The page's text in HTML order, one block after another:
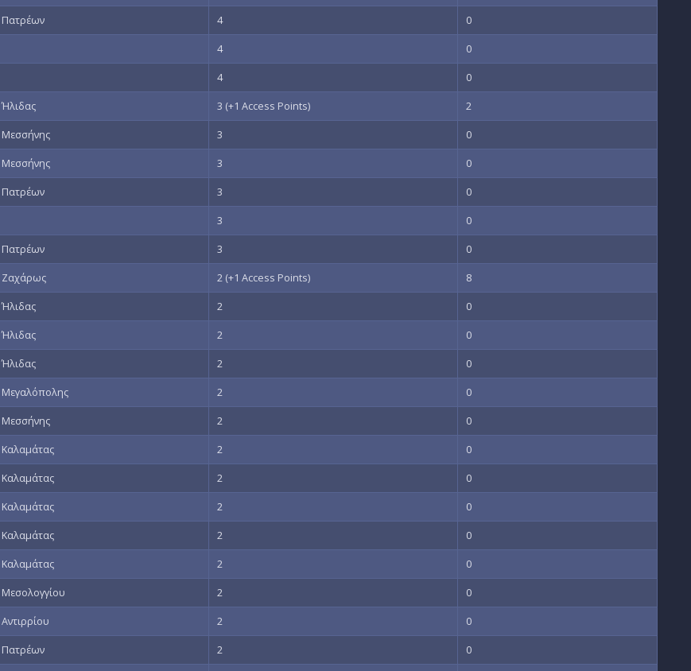
Πατρέων 4 0
4 0
4 0
Ήλιδας 3 (+1 Access Points) 2
Μεσσήνης 3 0
Μεσσήνης 3 0
Πατρέων 3 0
3 0
Πατρέων 3 0
Ζαχάρως 2 (+1 Access Points) 8
Ήλιδας 2 0
Ήλιδας 2 0
Ήλιδας 2 0
Μεγαλόπολης 2 0
Μεσσήνης 2 0
Καλαμάτας 2 0
Καλαμάτας 2 0
Καλαμάτας 2 0
Καλαμάτας 2 0
Καλαμάτας 2 0
Μεσολογγίου 2 0
Αντιρρίου 2 0
Πατρέων 2 0